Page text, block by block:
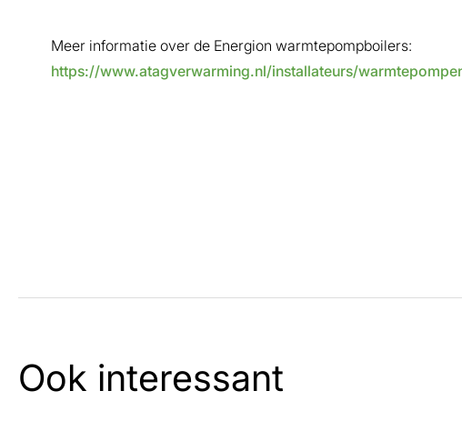
Meer informatie over de Energion warmtepompboilers:
https://www.atagverwarming.nl/installateurs/
Ook interessant